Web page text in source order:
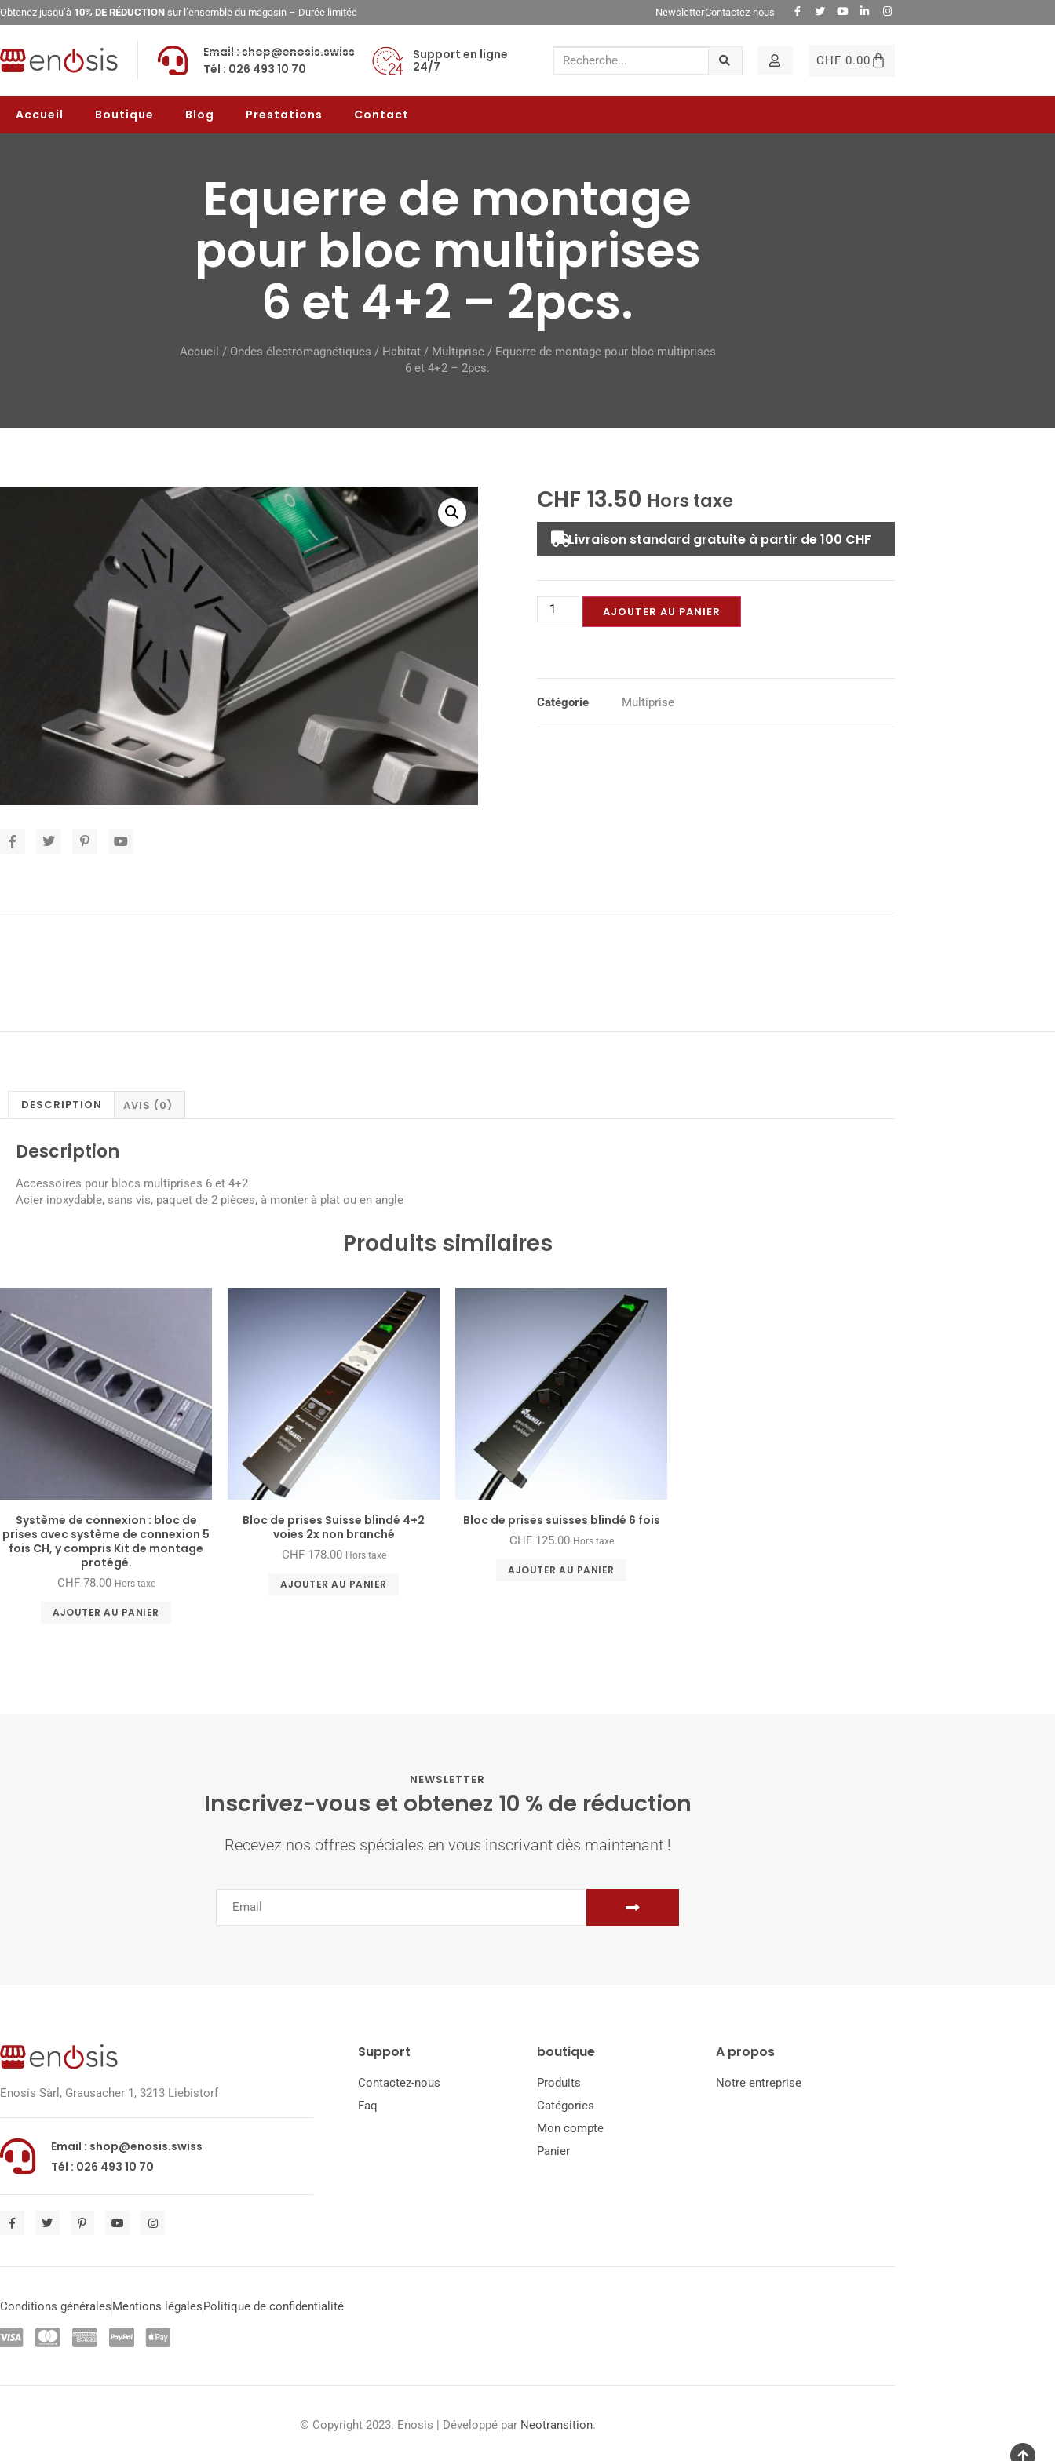
Obtenez jusqu’à 10% DE RÉDUCTION sur l’ensemble du magasin – Durée limitée NewsletterContactez-nous
Email : shop@enosis.swiss
Tél : 026 493 10 70
Support en ligne
24/7
CHF 0.00
Accueil Boutique Blog Prestations Contact
Equerre de mon­tage
pour bloc mul­ti­prises
6 et 4+2 – 2pcs.
Accueil / Ondes électromagnétiques / Habitat/ Multiprise/ Equerre de mon­tage pour bloc mul­ti­prises
6 et 4+2 – 2pcs.
CHF 13.50 Hors taxe
Livraison standard gratuite à partir de 100 CHF
AJOUTER AU PANIER
Catégorie Multiprise
DESCRIPTION AVIS (0)
Description
Accessoires pour blocs multiprises 6 et 4+2
Acier inoxydable, sans vis, paquet de 2 pièces, à monter à plat ou en angle
Produits similaires
Système de connexion : bloc de
prises avec système de connexion 5
fois CH, y compris Kit de montage
protégé.
CHF78.00 Hors taxe
AJOUTER AU PANIER
Bloc de prises Suisse blindé 4+2
voies 2x non branché
CHF178.00 Hors taxe
AJOUTER AU PANIER
Bloc de prises suisses blindé 6 fois
CHF125.00 Hors taxe
AJOUTER AU PANIER
NEWSLETTER
Inscrivez-vous et obtenez 10 % de réduction
Recevez nos offres spéciales en vous inscrivant dès maintenant !
Enosis Sàrl, Grausacher 1, 3213 Liebistorf
Email : shop@enosis.swiss
Tél : 026 493 10 70
Support
Contactez-nous
Faq
boutique
Produits
Catégories
Mon compte
Panier
A propos
Notre entreprise
Conditions généralesMentions légalesPolitique de confidentialité
© Copyright 2023. Enosis | Développé par Neotransition.